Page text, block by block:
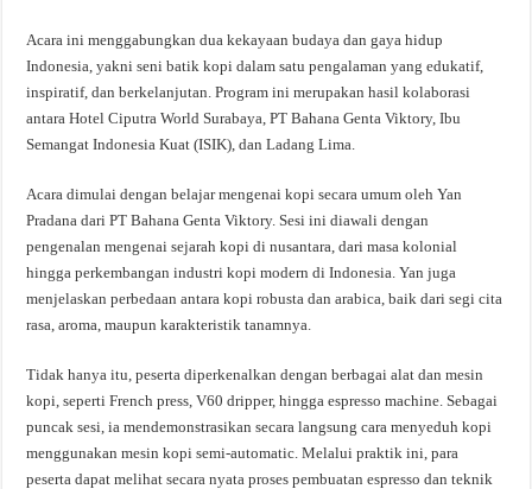
Acara ini menggabungkan dua kekayaan budaya dan gaya hidup
Indonesia, yakni seni batik kopi dalam satu pengalaman yang edukatif,
inspiratif, dan berkelanjutan. Program ini merupakan hasil kolaborasi
antara Hotel Ciputra World Surabaya, PT Bahana Genta Viktory, Ibu
Semangat Indonesia Kuat (ISIK), dan Ladang Lima.
Acara dimulai dengan belajar mengenai kopi secara umum oleh Yan
Pradana dari PT Bahana Genta Viktory. Sesi ini diawali dengan
pengenalan mengenai sejarah kopi di nusantara, dari masa kolonial
hingga perkembangan industri kopi modern di Indonesia. Yan juga
menjelaskan perbedaan antara kopi robusta dan arabica, baik dari segi cita
rasa, aroma, maupun karakteristik tanamnya.
Tidak hanya itu, peserta diperkenalkan dengan berbagai alat dan mesin
kopi, seperti French press, V60 dripper, hingga espresso machine. Sebagai
puncak sesi, ia mendemonstrasikan secara langsung cara menyeduh kopi
menggunakan mesin kopi semi-automatic. Melalui praktik ini, para
peserta dapat melihat secara nyata proses pembuatan espresso dan teknik